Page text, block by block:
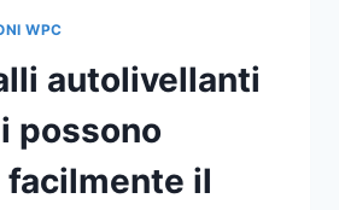
WPC
autolivellanti
possono
il